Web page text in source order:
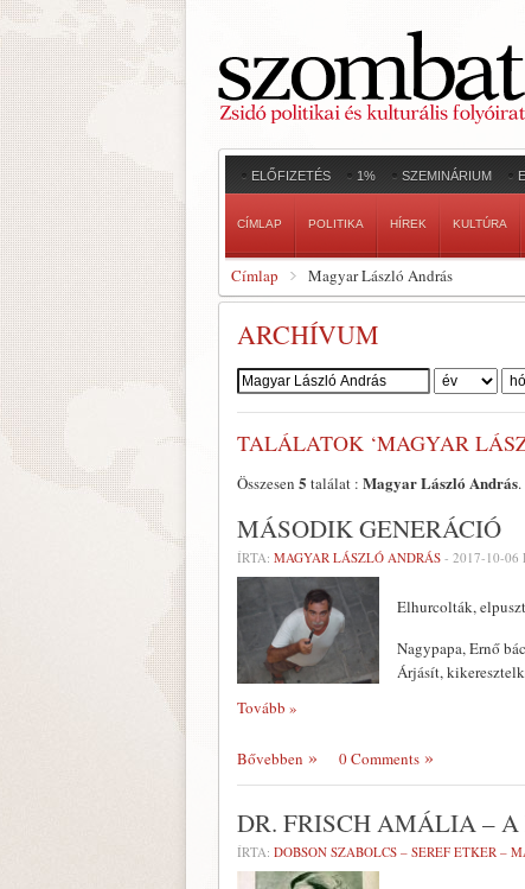
ELŐFIZETÉS 1% SZEMINÁRIUM
CÍMLAP POLITIKA HÍREK KULTÚRA
Címlap Magyar László András
ARCHÍVUM
Szerző:
TALÁLATOK ‘MAGYAR
Összesen 5 találat : Magyar László András.
MÁSODIK GENERÁCIÓ
ÍRTA: MAGYAR LÁSZLÓ ANDRÁS - 2017-10-06
Elhurcolták,
Nagypapa, Ernő
Árjásít,
Tovább »
Bővebben 0 Comments
DR. FRISCH AMÁLIA – A
ÍRTA: DOBSON SZABOLCS – SEREF ETKER –